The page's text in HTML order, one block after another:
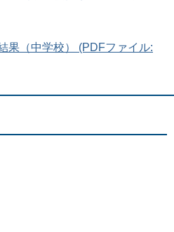
果（中学校） (PDFファイル: